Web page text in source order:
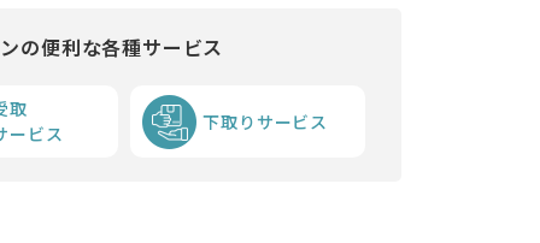
の便利な各種サービス
取
ービス
下取りサービス